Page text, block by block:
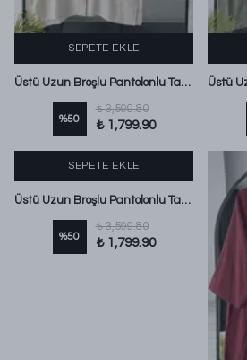
SEPETE EKLE
Üstü Uzun Broşlu Pantolonlu Takım Taş
%50
₺ 3,599.80
₺ 1,799.90
SEPETE EKLE
Üstü Uzun Broşlu Pantolonlu Takım Sarı
%50
₺ 3,599.80
₺ 1,799.90